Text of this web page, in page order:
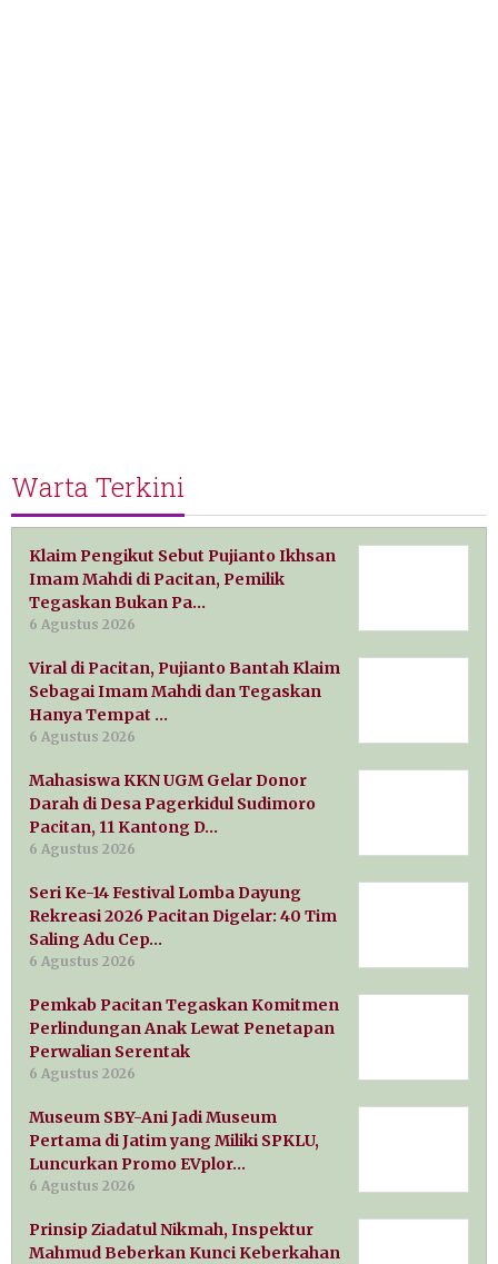
Warta Terkini
Klaim Pengikut Sebut Pujianto Ikhsan
Imam Mahdi di Pacitan, Pemilik
Tegaskan Bukan Pa…
6 Agustus 2026
Viral di Pacitan, Pujianto Bantah Klaim
Sebagai Imam Mahdi dan Tegaskan
Hanya Tempat …
6 Agustus 2026
Mahasiswa KKN UGM Gelar Donor
Darah di Desa Pagerkidul Sudimoro
Pacitan, 11 Kantong D…
6 Agustus 2026
Seri Ke-14 Festival Lomba Dayung
Rekreasi 2026 Pacitan Digelar: 40 Tim
Saling Adu Cep…
6 Agustus 2026
Pemkab Pacitan Tegaskan Komitmen
Perlindungan Anak Lewat Penetapan
Perwalian Serentak
6 Agustus 2026
Museum SBY-Ani Jadi Museum
Pertama di Jatim yang Miliki SPKLU,
Luncurkan Promo EVplor…
6 Agustus 2026
Prinsip Ziadatul Nikmah, Inspektur
Mahmud Beberkan Kunci Keberkahan